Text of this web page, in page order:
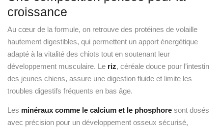
développement musculaire. Le
, céréale douce pour l’intestin
des jeunes chiens, assure une digestion fluide et limite les
troubles digestifs fréquents en bas âge.
minéraux comme le calcium et le phosphore
sont dosés
avec précision pour un développement osseux sécurisé,
particulièrement important chez les chiots de grande taille. Les
oméga 3 et 6
, quant à eux, contribuent à un pelage brillant, une
peau saine et un bon fonctionnement neurologique. Enfin, la
présence defructo-oligosaccharideset d’argilesoutient
l’équilibre intestinal et renforce la tolérance digestive.